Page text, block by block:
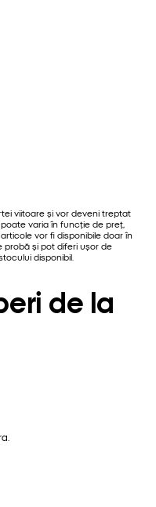
viitoare și vor deveni treptat
varia în funcție de preț,
vor fi disponibile doar în
probă și pot diferi ușor de
disponibil.
de la